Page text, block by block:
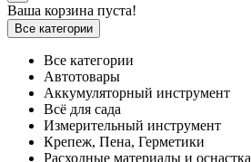
Ваша корзина пуста!
Все категории
Все категории
Автотовары
Аккумуляторный инструмент
Всё для сада
Измерительный инструмент
Крепеж, Пена, Герметики
Расходные материалы и оснастка